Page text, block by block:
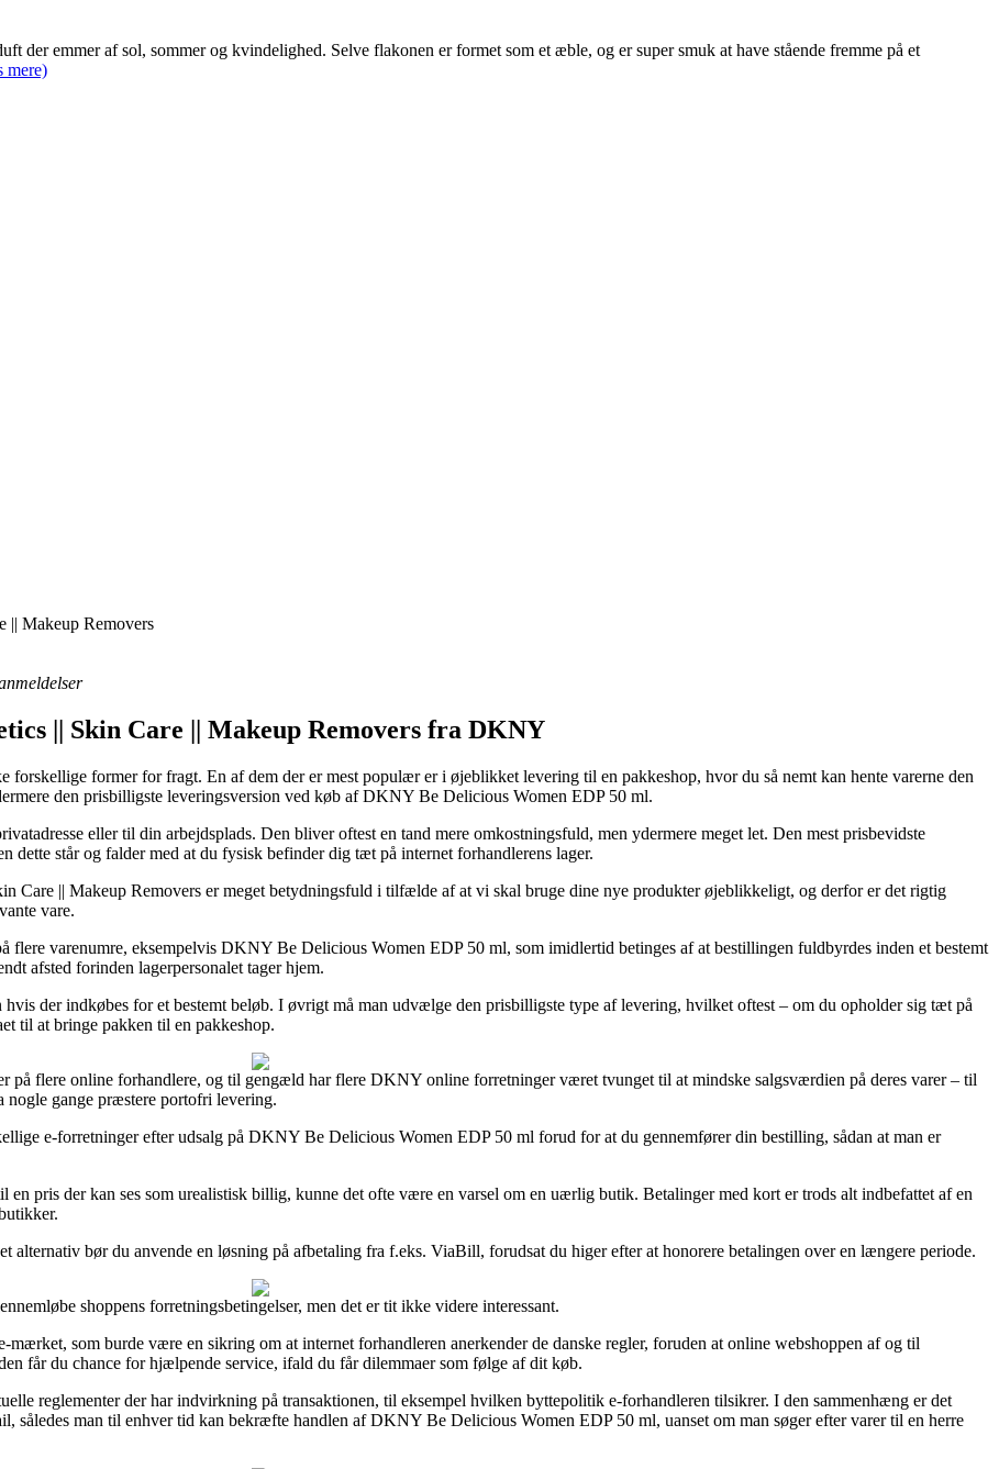
emmer af sol, sommer og kvindelighed. Selve flakonen er formet som et æble, og er super smuk at have stående fremme på et
mere)
|| Makeup Removers
|| Skin Care || Makeup Removers fra DKNY
former for fragt. En af dem der er mest populær er i øjeblikket levering til en pakkeshop, hvor du så nemt kan hente varerne den
den prisbilligste leveringsversion ved køb af DKNY Be Delicious Women EDP 50 ml.
eller til din arbejdsplads. Den bliver oftest en tand mere omkostningsfuld, men ydermere meget let. Den mest prisbevidste
står og falder med at du fysisk befinder dig tæt på internet forhandlerens lager.
Care || Makeup Removers er meget betydningsfuld i tilfælde af at vi skal bruge dine nye produkter øjeblikkeligt, og derfor er det rigtig
vare.
varenumre, eksempelvis DKNY Be Delicious Women EDP 50 ml, som imidlertid betinges af at bestillingen fuldbyrdes inden et bestemt
afsted forinden lagerpersonalet tager hjem.
der indkøbes for et bestemt beløb. I øvrigt må man udvælge den prisbilligste type af levering, hvilket oftest – om du opholder sig tæt på
til at bringe pakken til en pakkeshop.
på flere online forhandlere, og til gengæld har flere DKNY online forretninger været tvunget til at mindske salgsværdien på deres varer – til
nogle gange præstere portofri levering.
e-forretninger efter udsalg på DKNY Be Delicious Women EDP 50 ml forud for at du gennemfører din bestilling, sådan at man er
en pris der kan ses som urealistisk billig, kunne det ofte være en varsel om en uærlig butik. Betalinger med kort er trods alt indbefattet af en
alternativ bør du anvende en løsning på afbetaling fra f.eks. ViaBill, forudsat du higer efter at honorere betalingen over en længere periode.
shoppens forretningsbetingelser, men det er tit ikke videre interessant.
som burde være en sikring om at internet forhandleren anerkender de danske regler, foruden at online webshoppen af og til
får du chance for hjælpende service, ifald du får dilemmaer som følge af dit køb.
reglementer der har indvirkning på transaktionen, til eksempel hvilken byttepolitik e-forhandleren tilsikrer. I den sammenhæng er det
således man til enhver tid kan bekræfte handlen af DKNY Be Delicious Women EDP 50 ml, uanset om man søger efter varer til en herre